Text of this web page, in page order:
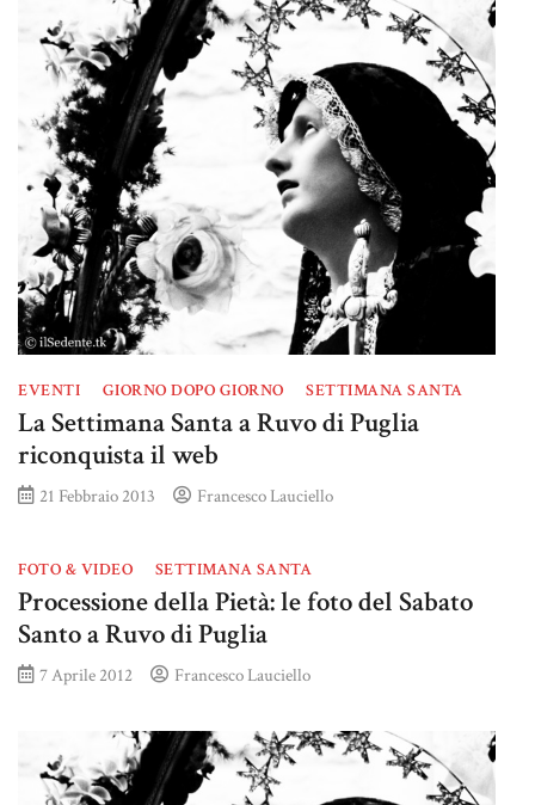
EVENTI GIORNO DOPO GIORNO SETTIMANA SANTA
La Settimana Santa a Ruvo di Puglia
riconquista il web
21 Febbraio 2013 Francesco Lauciello
FOTO & VIDEO SETTIMANA SANTA
Processione della Pietà: le foto del Sabato
Santo a Ruvo di Puglia
7 Aprile 2012 Francesco Lauciello